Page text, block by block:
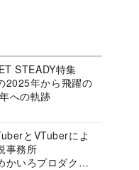
STEADY特集
2025年から飛躍の
への軌跡
とVTuberによ
事務所
かいろプロダクシ